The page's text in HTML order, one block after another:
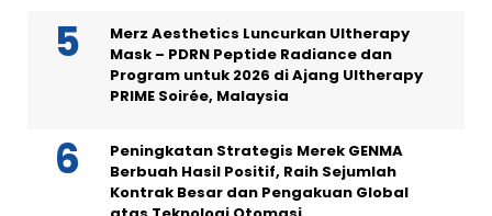
Merz Aesthetics Luncurkan Ultherapy
Mask – PDRN Peptide Radiance dan
Program untuk 2026 di Ajang Ultherapy
PRIME Soirée, Malaysia
Peningkatan Strategis Merek GENMA
Berbuah Hasil Positif, Raih Sejumlah
Kontrak Besar dan Pengakuan Global